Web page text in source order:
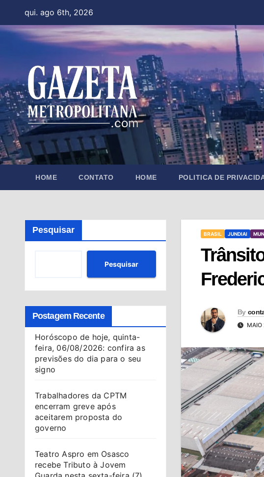
content
qui. ago 6th, 2026
HOME CONTATO HOME POLITICA DE
Pesquisar
Pesquisar
Postagem Recente
Horóscopo de hoje, quinta-
feira, 06/08/2026: confira as
previsões do dia para o seu
signo
Trabalhadores da CPTM
encerram greve após
aceitarem proposta do
governo
Teatro Aspro em Osasco
recebe Tributo à Jovem
BRASIL JUNDIAI
By